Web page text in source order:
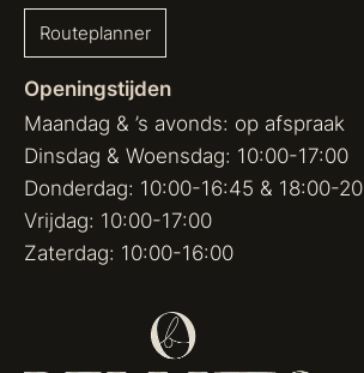
Routeplanner
Openingstijden
Maandag & ’s avonds: op afspraak
Dinsdag & Woensdag: 10:00-17:00
Donderdag: 10:00-16:45 & 18:00-
Vrijdag: 10:00-17:00
Zaterdag: 10:00-16:00